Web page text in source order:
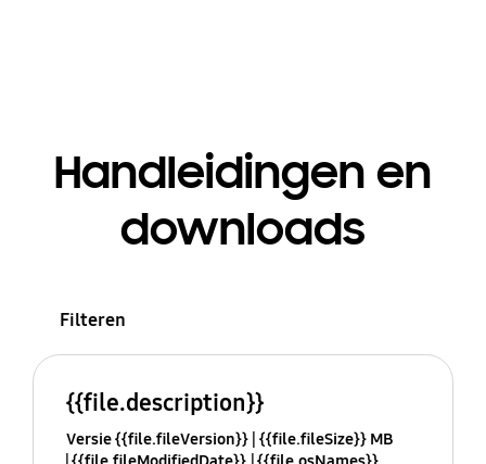
Handleidingen en
downloads
Filteren
{{file.description}}
Versie {{file.fileVersion}} {{file.fileSize}} MB